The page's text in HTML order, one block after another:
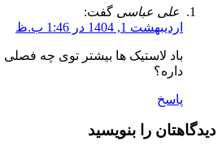
علی عباسی گفت:
اردیبهشت 1, 1404 در 1:46 ب.ظ
باد لاستیک ها بیشتر توی چه
داره؟
پاسخ
دیدگاهتان را بنویسید